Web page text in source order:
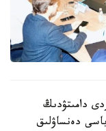
دامىتۋدىڭ
دەنساۋلىق